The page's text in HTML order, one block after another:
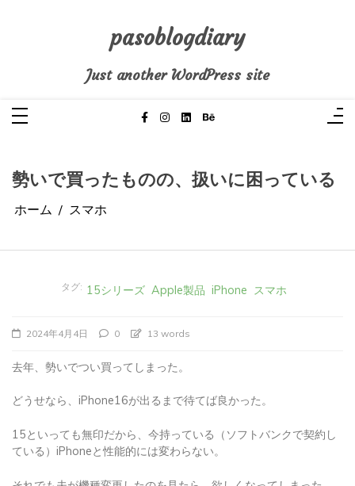
pasoblogdiary
Just another WordPress site
勢いで買ったものの、扱いに困っている
ホーム スマホ
15シリーズ Apple製品 iPhone スマホ
去年、勢いでつい買ってしまった。
どうせなら、iPhone16が出るまで待てば良かった。
15といっても無印だから、今持っている（ソフトバンクで契約し
ている）iPhoneと性能的には変わらない。
それでも夫が機種変更したのを見たら、欲しくなってしまった。